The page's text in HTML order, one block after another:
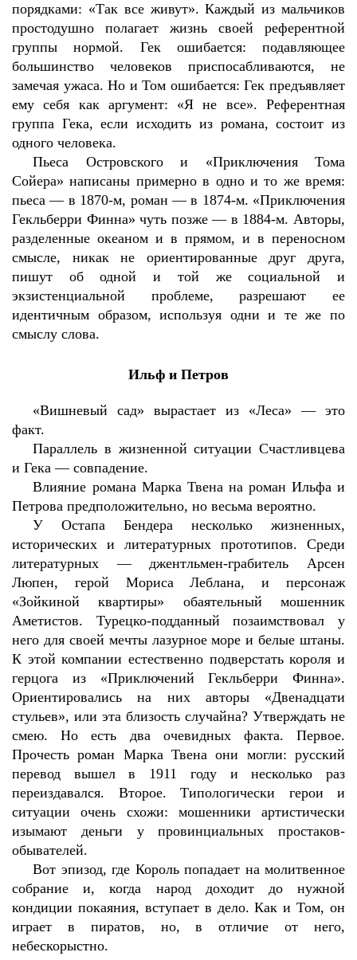
порядками: «Так все живут». Каждый из мальчиков
простодушно полагает жизнь своей референтной
группы нормой. Гек ошибается: подавляющее
большинство человеков приспосабливаются, не
замечая ужаса. Но и Том ошибается: Гек предъявляет
ему себя как аргумент: «Я не все». Референтная
группа Гека, если исходить из романа, состоит из
одного человека.
Пьеса Островского и «Приключения Тома
Сойера» написаны примерно в одно и то же время:
пьеса — в 1870-м, роман — в 1874-м. «Приключения
Гекльберри Финна» чуть позже — в 1884-м. Авторы,
разделенные океаном и в прямом, и в переносном
смысле, никак не ориентированные друг друга,
пишут об одной и той же социальной и
экзистенциальной проблеме, разрешают ее
идентичным образом, используя одни и те же по
смыслу слова.
Ильф и Петров
«Вишневый сад» вырастает из «Леса» — это
факт.
Параллель в жизненной ситуации Счастливцева
и Гека — совпадение.
Влияние романа Марка Твена на роман Ильфа и
Петрова предположительно, но весьма вероятно.
У Остапа Бендера несколько жизненных,
исторических и литературных прототипов. Среди
литературных — джентльмен-грабитель Арсен
Люпен, герой Мориса Леблана, и персонаж
«Зойкиной квартиры» обаятельный мошенник
Аметистов. Турецко-подданный позаимствовал у
него для своей мечты лазурное море и белые штаны.
К этой компании естественно подверстать короля и
герцога из «Приключений Гекльберри Финна».
Ориентировались на них авторы «Двенадцати
стульев», или эта близость случайна? Утверждать не
смею. Но есть два очевидных факта. Первое.
Прочесть роман Марка Твена они могли: русский
перевод вышел в 1911 году и несколько раз
переиздавался. Второе. Типологически герои и
ситуации очень схожи: мошенники артистически
изымают деньги у провинциальных простаков-
обывателей.
Вот эпизод, где Король попадает на молитвенное
собрание и, когда народ доходит до нужной
кондиции покаяния, вступает в дело. Как и Том, он
играет в пиратов, но, в отличие от него,
небескорыстно.